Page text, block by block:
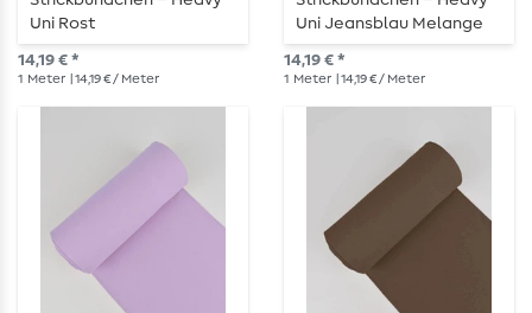
Uni Rost
14,19 € *
1 Meter | 14,19 € / Meter
Uni Jeansblau Melange
14,19 € *
1 Meter | 14,19 € / Meter